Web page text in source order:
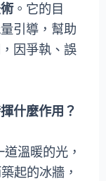
。它的目
引導，幫助
因爭執、誤
什麼作用？
溫暖的光，
起的冰牆，